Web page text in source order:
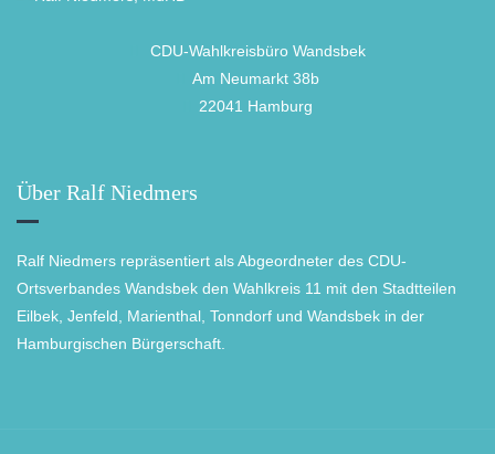
CDU-Wahlkreisbüro Wandsbek
Am Neumarkt 38b
22041 Hamburg
Über Ralf Niedmers
Ralf Niedmers repräsentiert als Abgeordneter des CDU-
Ortsverbandes Wandsbek den Wahlkreis 11 mit den Stadtteilen
Eilbek, Jenfeld, Marienthal, Tonndorf und Wandsbek in der
Hamburgischen Bürgerschaft.